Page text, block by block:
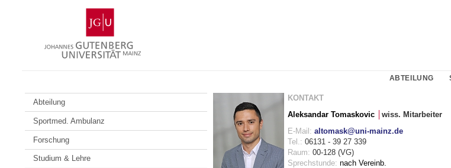
Gutenberg-
Universität
Mainz
ABTEILUNG
Abteilung
Sportmed. Ambulanz
Forschung
Studium & Lehre
KONTAKT
Aleksandar Tomaskovic
wiss. Mitarbeiter
E-Mail: altomask@uni-mainz.de
Tel.: 06131 - 39 27 339
Raum: 00-128 (VG)
Sprechstunde: nach Vereinb.